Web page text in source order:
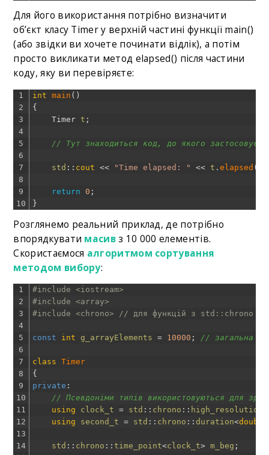
Для його використання потрібно визначити
об’єкт класу Timer у верхній частині функції main()
(або звідки ви хочете починати відлік), а потім
просто викликати метод elapsed() після частини
коду, яку ви перевіряєте:
1
2
3
4
5
6
7
8
9
10
int main ( )
{
Timer t ;
// Тут знаходиться код, до якого
std :: cout << "Time elapsed: " << t .elapsed (
return 0 ;
}
Розглянемо реальний приклад, де потрібно
впорядкувати масивз 10 000 елементів.
Скористаємося алгоритмом сортування
методом вибору:
1
2
3
4
5
6
7
8
9
10
11
12
13
14
#include <iostream>
#include <array>
#include <chrono> // для функцій з std::chrono
const int g_arrayElements = 10000 ; // загальна
class
Timer
{
private :
// Псевдоніми типів використовуються для
using
clock_t = std :: chrono ::
using
second_t = std :: chrono ::duration<double
std :: chrono :: time_point<clock_t> m_beg ;